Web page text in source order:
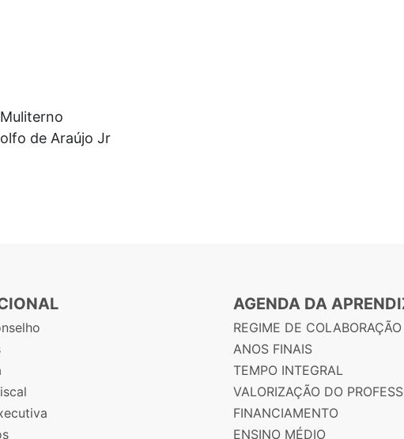
de Araújo Jr
AGENDA DA
REGIME DE COLABORAÇÃO
ANOS FINAIS
TEMPO INTEGRAL
VALORIZAÇÃO DO
FINANCIAMENTO
ENSINO MÉDIO